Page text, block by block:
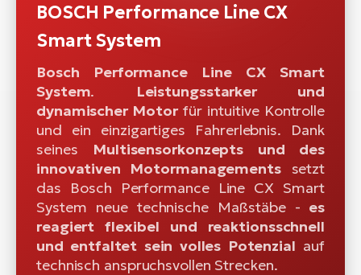
BOSCH Performance Line CX
Smart System
Bosch Performance Line CX Smart
System.
Leistungsstarker und
dynamischer Motorfür intuitive Kontrolle
und ein einzigartiges Fahrerlebnis. Dank
seines Multisensorkonzepts und des
innovativen Motormanagementssetzt
das Bosch Performance Line CX Smart
System neue technische Maßstäbe - es
reagiert flexibel und reaktionsschnell
und entfaltet sein volles Potenzial auf
technisch anspruchsvollen Strecken.